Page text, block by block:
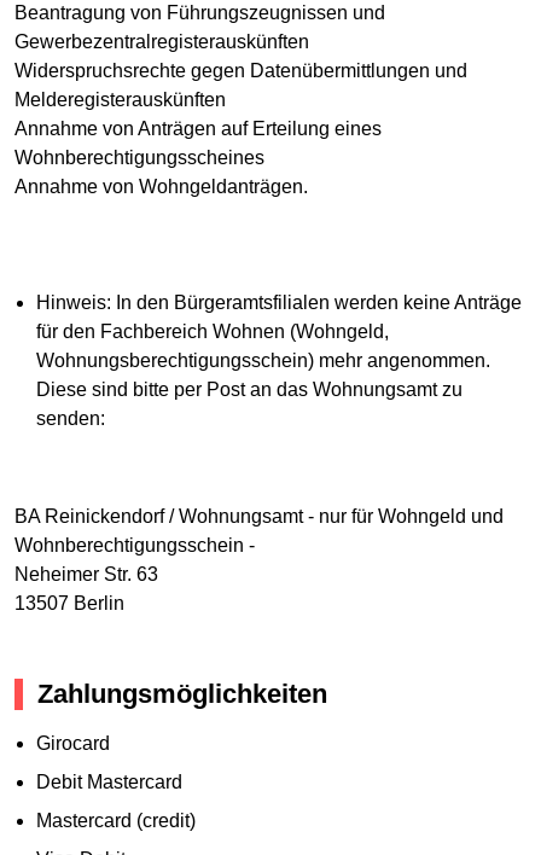
Beantragung von Führungszeugnissen und
Gewerbezentralregisterauskünften
Widerspruchsrechte gegen Datenübermittlungen und
Melderegisterauskünften
Annahme von Anträgen auf Erteilung eines
Wohnberechtigungsscheines
Annahme von Wohngeldanträgen.
Hinweis: In den Bürgeramtsfilialen werden keine Anträge
für den Fachbereich Wohnen (Wohngeld,
Wohnungsberechtigungsschein) mehr angenommen.
Diese sind bitte per Post an das Wohnungsamt zu
senden:
BA Reinickendorf / Wohnungsamt - nur für Wohngeld und
Wohnberechtigungsschein -
Neheimer Str. 63
13507 Berlin
Zahlungsmöglichkeiten
Girocard
Debit Mastercard
Mastercard (credit)